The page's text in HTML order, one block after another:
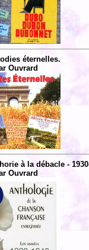
éternelles.
Ouvrard
à la débacle -
Ouvrard